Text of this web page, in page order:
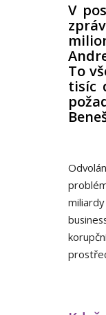
V
To
tisíc